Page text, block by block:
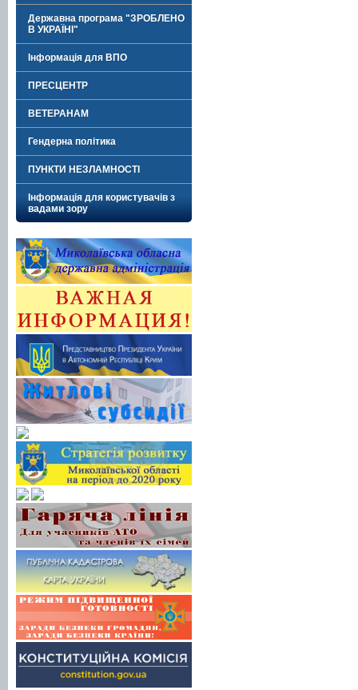
Державна програма "ЗРОБЛЕНО
В УКРАЇНІ"
Інформація для ВПО
ПРЕСЦЕНТР
ВЕТЕРАНАМ
Гендерна політика
ПУНКТИ НЕЗЛАМНОСТІ
Інформація для користувачів з
вадами зору